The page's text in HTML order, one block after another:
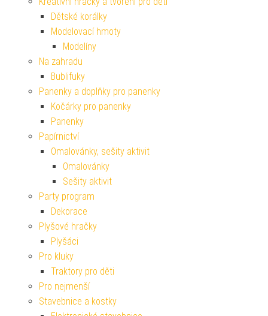
Dětské korálky
Modelovací hmoty
Modelíny
Na zahradu
Bublifuky
Panenky a doplňky pro panenky
Kočárky pro panenky
Panenky
Papírnictví
Omalovánky, sešity aktivit
Omalovánky
Sešity aktivit
Party program
Dekorace
Plyšové hračky
Plyšáci
Pro kluky
Traktory pro děti
Pro nejmenší
Stavebnice a kostky